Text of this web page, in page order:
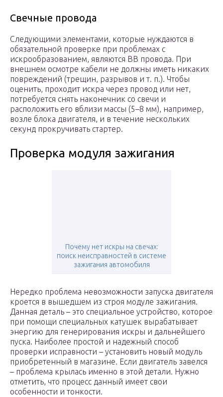
Свечные провода
Следующими элементами, которые нуждаются в
обязательной проверке при проблемах с
искрообразованием, являются ВВ провода. При
внешнем осмотре кабели не должны иметь никаких
повреждений (трещин, разрывов и т. п.). Чтобы
оценить, проходит искра через провод или нет,
потребуется снять наконечник со свечи и
расположить его вблизи массы (5–8 мм), например,
возле блока двигателя, и в течение нескольких
секунд прокручивать стартер.
Проверка модуля зажигания
Почему нет искры на свечах:
поиск неисправностей в системе
зажигания автомобиля
Нередко проблема невозможности запуска двигателя
кроется в вышедшем из строя модуле зажигания.
Данная деталь – это специальное устройство, которое
при помощи специальных катушек вырабатывает
энергию для генерирования искры и дальнейшего
пуска. Наиболее простой и надежный способ
проверки исправности – установить новый модуль
приобретенный в магазине. Если двигатель завелся
– проблема крылась именно в этой детали. Нужно
отметить, что процесс данный имеет свои
особенности и тонкости.